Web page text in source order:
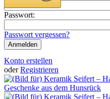
Passwort:
Passwort vergessen?
Konto erstellen
oder Registrieren